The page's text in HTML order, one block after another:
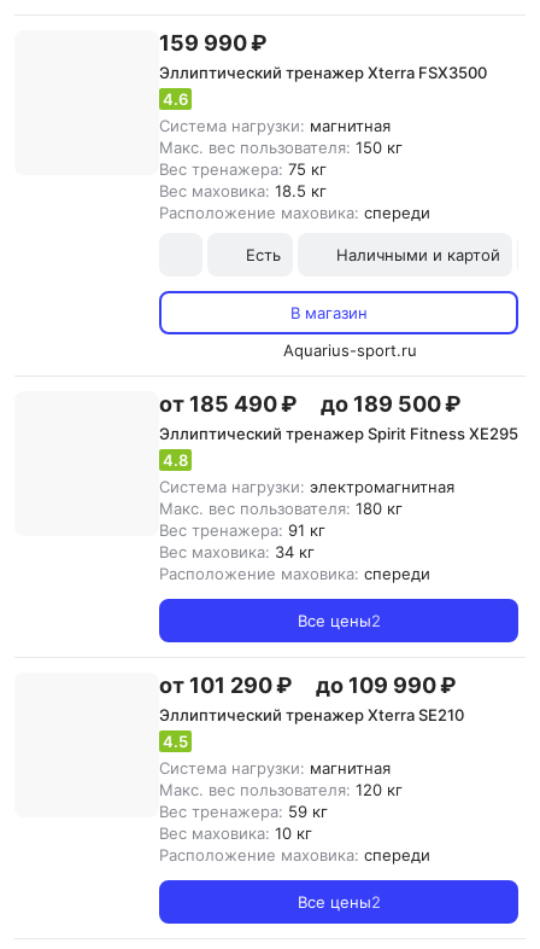
159 990 ₽
Эллиптический тренажер Xterra FSX3500
4.6
Система нагрузки: магнитная
Макс. вес пользователя: 150 кг
Вес тренажера: 75 кг
Вес маховика: 18.5 кг
Расположение маховика: спереди
Есть Наличными и картой
В магазин
Aquarius-sport.ru
от 185 490 ₽ до 189 500 ₽
Эллиптический тренажер Spirit Fitness XE295
4.8
Система нагрузки: электромагнитная
Макс. вес пользователя: 180 кг
Вес тренажера: 91 кг
Вес маховика: 34 кг
Расположение маховика: спереди
Все цены2
от 101 290 ₽ до 109 990 ₽
Эллиптический тренажер Xterra SE210
4.5
Система нагрузки: магнитная
Макс. вес пользователя: 120 кг
Вес тренажера: 59 кг
Вес маховика: 10 кг
Расположение маховика: спереди
Все цены2